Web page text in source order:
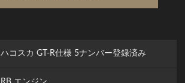
ハコスカ GT-R仕様 5ナンバー登録済み